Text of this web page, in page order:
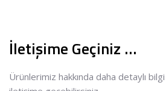
İletişime Geçiniz …
Ürünlerimiz hakkında daha detaylı